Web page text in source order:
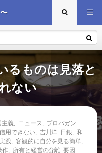
るものは見落と
ない
主義 ニュース
プロパガン
信用できない 吉川洋 日銀
和
実践 客観的に自分を見る簡単
作
所有と経営の分離 要因